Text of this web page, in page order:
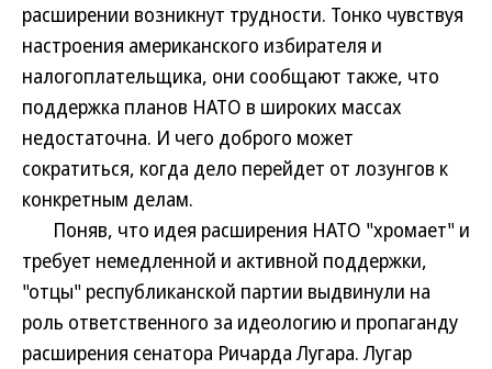
расширении возникнут трудности. Тонко чувствуя
настроения американского избирателя и
налогоплательщика, они сообщают также, что
поддержка планов НАТО в широких массах
недостаточна. И чего доброго может
сократиться, когда дело перейдет от лозунгов к
конкретным делам.
Поняв, что идея расширения НАТО "хромает" и
требует немедленной и активной поддержки,
"отцы" республиканской партии выдвинули на
роль ответственного за идеологию и пропаганду
расширения сенатора Ричарда Лугара. Лугар